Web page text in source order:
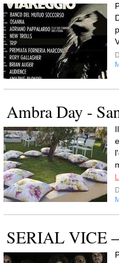
Ambra Day -
SERIAL VICE